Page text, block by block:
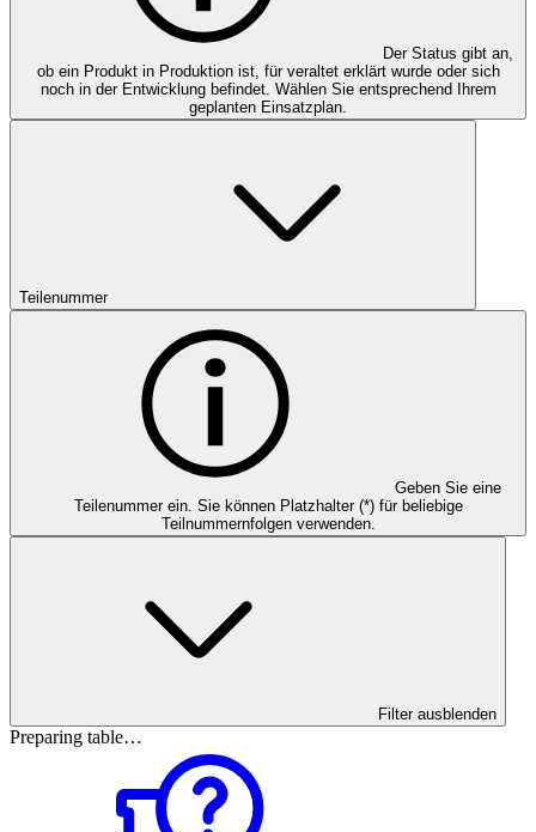
Der Status gibt an,
ob ein Produkt in Produktion ist, für veraltet erklärt wurde oder sich
noch in der Entwicklung befindet. Wählen Sie entsprechend Ihrem
geplanten Einsatzplan.
Teilenummer
Geben Sie eine
Teilenummer ein. Sie können Platzhalter (*) für beliebige
Teilnummernfolgen verwenden.
Filter ausblenden
Preparing table…